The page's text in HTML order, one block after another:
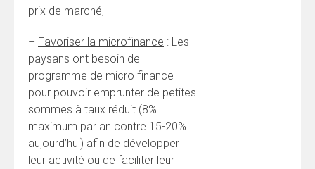
prix de marché,
– Favoriser la microfinance : Les
paysans ont besoin de
programme de micro finance
pour pouvoir emprunter de petites
sommes à taux réduit (8%
maximum par an contre 15-20%
aujourd’hui) afin de développer
leur activité ou de faciliter leur